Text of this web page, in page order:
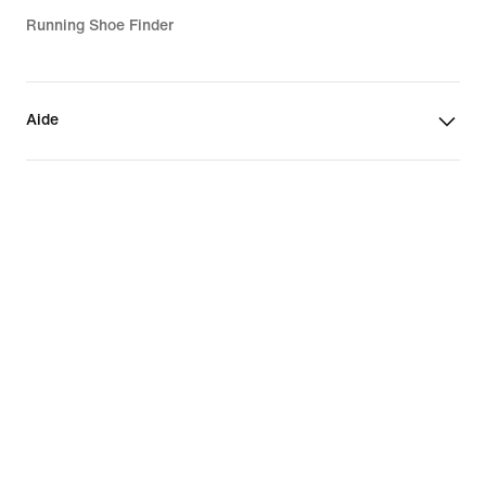
Running Shoe Finder
Aide